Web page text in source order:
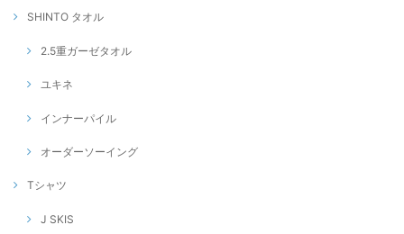
SHINTO タオル
2.5重ガーゼタオル
ユキネ
インナーパイル
オーダーソーイング
Tシャツ
J SKIS